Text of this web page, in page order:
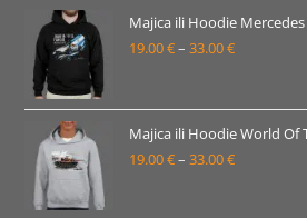
19.00 €
do
Majica ili Hoodie
19.00€– 33.00€Raspon
19.00 €
do
Majica ili Hoodie World Of
19.00€– 33.00€Raspon